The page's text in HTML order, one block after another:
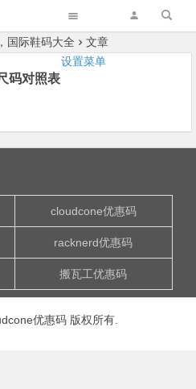
设置菜单
国际鞋码大全 文章
码对照表
cloudcone优惠码
racknerd优惠码
搬瓦工优惠码
优惠码 版权所有.